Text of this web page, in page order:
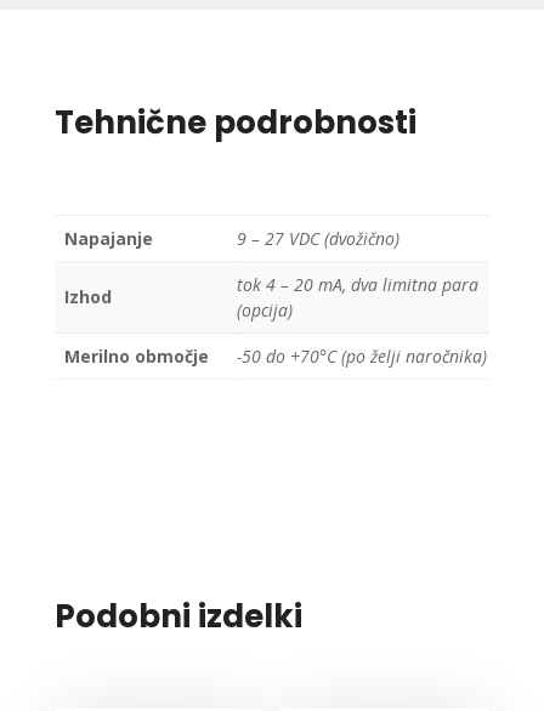
Tehnične podrobnosti
Napajanje 9 – 27 VDC (dvožično)
Izhod
tok 4 – 20 mA, dva limitna para
(opcija)
Merilno območje
-50 do +70°C (po želji naročnika)
Podobni izdelki